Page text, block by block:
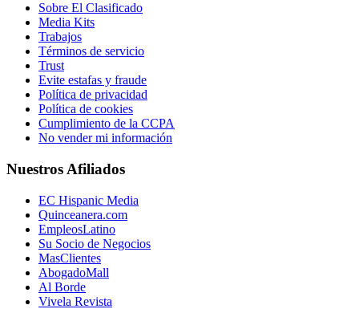
Sobre El Clasificado
Media Kits
Trabajos
Términos de servicio
Trust
Evite estafas y fraude
Política de privacidad
Política de cookies
Cumplimiento de la CCPA
No vender mi información
Nuestros Afiliados
EC Hispanic Media
Quinceanera.com
EmpleosLatino
Su Socio de Negocios
MasClientes
AbogadoMall
Al Borde
Vivela Revista